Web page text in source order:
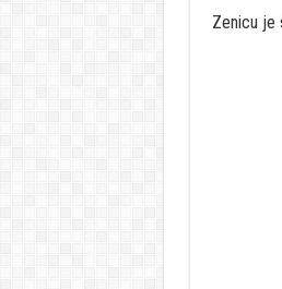
Zenicu je